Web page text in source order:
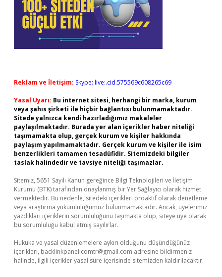
Reklam ve İletişim: Skype: live:.cid.575569c608265c69
Yasal Uyarı: Bu internet sitesi, herhangi bir marka, kurum
veya şahıs şirketi ile hiçbir bağlantısı bulunmamaktadır.
Sitede yalnızca kendi hazırladığımız makaleler
paylaşılmaktadır. Burada yer alan içerikler haber niteliği
taşımamakta olup, gerçek kurum ve kişiler hakkında
paylaşım yapılmamaktadır. Gerçek kurum ve kişiler ile isim
benzerlikleri tamamen tesadüfidir. Sitemizdeki bilgiler
taslak halindedir ve tavsiye niteliği taşımazlar.
Sitemiz, 5651 Sayılı Kanun gereğince Bilgi Teknolojileri ve İletişim
Kurumu (BTK) tarafından onaylanmış bir Yer Sağlayıcı olarak hizmet
vermektedir. Bu nedenle, sitedeki içerikleri proaktif olarak denetleme
veya araştırma yükümlülüğümüz bulunmamaktadır. Ancak, üyelerimiz
yazdıkları içeriklerin sorumluluğunu taşımakta olup, siteye üye olarak
bu sorumluluğu kabul etmiş sayılırlar.
Hukuka ve yasal düzenlemelere aykırı olduğunu düşündüğünüz
içerikleri, backlinkpanelicomtr@gmail.com adresine bildirmeniz
halinde, ilgili içerikler yasal süre içerisinde sitemizden kaldırılacaktır.